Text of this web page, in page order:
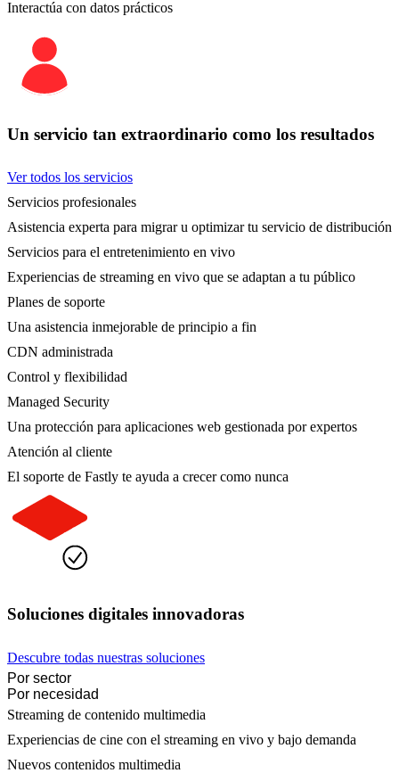
Interactúa con datos prácticos
Un servicio tan extraordinario como los resultados
Ver todos los servicios
Servicios profesionales
Asistencia experta para migrar u optimizar tu servicio de distribución
Servicios para el entretenimiento en vivo
Experiencias de streaming en vivo que se adaptan a tu público
Planes de soporte
Una asistencia inmejorable de principio a fin
CDN administrada
Control y flexibilidad
Managed Security
Una protección para aplicaciones web gestionada por expertos
Atención al cliente
El soporte de Fastly te ayuda a crecer como nunca
Soluciones digitales innovadoras
Descubre todas nuestras soluciones
Por sector
Por necesidad
Streaming de contenido multimedia
Experiencias de cine con el streaming en vivo y bajo demanda
Nuevos contenidos multimedia